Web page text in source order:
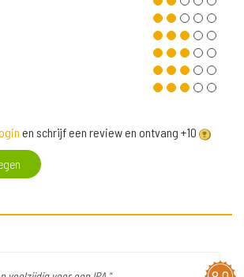
en schrijf een review en ontvang +10